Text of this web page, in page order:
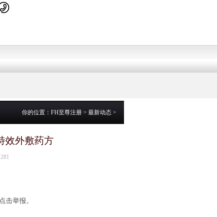
你的位置： FH至尊注册 > 最新动态 >
效外敷药方
击举报。